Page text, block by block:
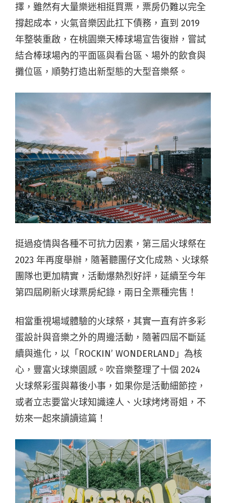
擇，雖然有大量樂迷相挺買票，票房仍難以完全
撐起成本，火氣音樂因此扛下債務，直到 2019
年整裝重啟，在桃園樂天棒球場宣告復辦，嘗試
結合棒球場內的平面區與看台區、場外的飲食與
攤位區，順勢打造出新型態的大型音樂祭。
挺過疫情與各種不可抗力因素，第三屆火球祭在
2023 年再度舉辦，隨著聽團仔文化成熟、火球祭
團隊也更加精實，活動爆熱烈好評，延續至今年
第四屆刷新火球票房紀錄，兩日全票種完售！
相當重視場域體驗的火球祭，其實一直有許多彩
蛋設計與音樂之外的周邊活動，隨著四屆不斷延
續與進化，以「ROCKIN’ WONDERLAND」為核
心，豐富火球樂園感。吹音樂整理了十個 2024
火球祭彩蛋與幕後小事，如果你是活動細節控，
或者立志要當火球知識達人、火球烤烤哥姐，不
妨來一起來讀讀這篇！